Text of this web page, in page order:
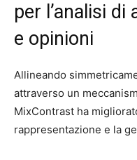
per l’analisi
e opinioni
Allineando
attraverso un
MixContrast ha
rappresentazione e la